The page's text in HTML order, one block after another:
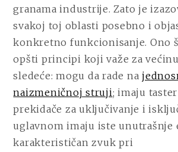
granama industrije. Zato je
svakoj toj oblasti posebno i
konkretno funkcionisanje. Ono
opšti principi koji važe za
sledeće: mogu da rade na
naizmeničnoj struji; imaju
prekidače za uključivanje i
uglavnom imaju iste unutrašnje
karakterističan zvuk pri